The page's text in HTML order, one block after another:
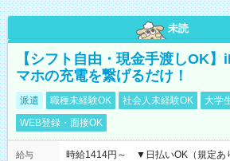
未読
【シフト自由・現金手渡しOK
マホの充電を繋げるだけ！
派遣 職種未経験OK 社会人未経験OK 大学
WEB登録・面接OK
給与
時給1414円～ ▼日払いOK（規定